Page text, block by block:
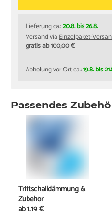
Lieferung ca.:20.8. bis 26.8.
Versand viaEinzelpaket-
gratis ab 100,00 €
Abholung vor Ort ca.:19.8. bis
Passendes
Trittschalldämmung &
Zubehör